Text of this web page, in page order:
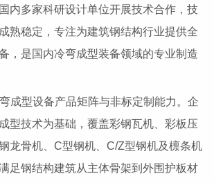
内多家科研设计单位开展技术合作，技
熟稳定，专注为建筑钢结构行业提供全
，是国内冷弯成型装备领域的专业制造
型设备产品矩阵与非标定制能力。企
型技术为基础，覆盖彩钢瓦机、彩板压
龙骨机、C型钢机、C/Z型钢机及檩条机
足钢结构建筑从主体骨架到外围护板材